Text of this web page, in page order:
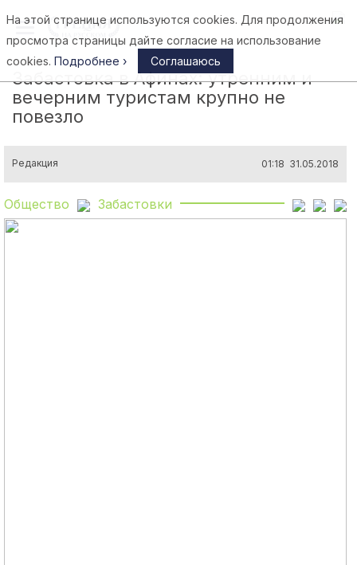
Афины
Забастовка в Афинах: утренним и
вечерним туристам крупно не
повезло
Редакция 01:18 31.05.2018
Общество Забастовки
На этой странице используются cookies. Для продолжения
просмотра страницы дайте согласие на использование
cookies. Подробнее › Соглашаюсь